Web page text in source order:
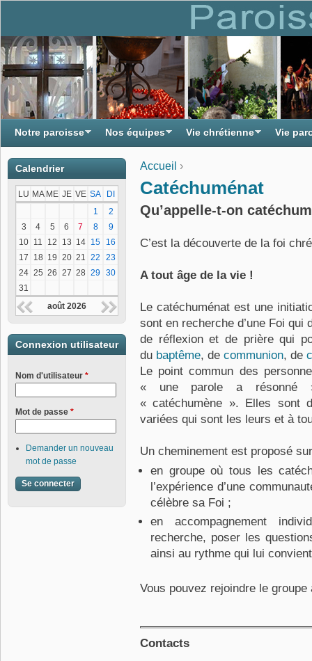
Vous êtes ici
Accueil ›
Catéchuménat
Qu’appelle-t-on
C’est la découverte de la foi
A tout âge de la vie !
Le catéchuménat est une
sont en recherche d’une Foi qui
de réflexion et de prière qui
du baptême, de communion, de
Le point commun des
« une parole a résonné
« catéchumène ». Elles sont
variées qui sont les leurs et à
Un cheminement est proposé
en groupe où tous les
l’expérience d’une
célèbre sa Foi ;
en accompagnement
recherche, poser les
ainsi au rythme qui lui
Vous pouvez rejoindre le groupe
Contacts
Notre paroisse Nos équipes Vie chrétienne Vie
Calendrier
LU MA ME JE VE SA
DI
1
2
3
4 5 6 7 8
9
10 11 12 13 14 15
16
17
18 19 20 21 22
23
24 25 26 27 28 29 30
31
août 2026
Connexion utilisateur
Nom d'utilisateur *
Mot de passe *
Demander un nouveau
mot de passe